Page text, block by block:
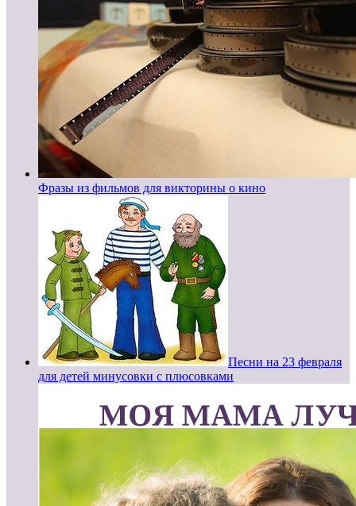
Фразы из фильмов для викторины о кино
Песни на 23 февраля
для детей минусовки с плюсовками